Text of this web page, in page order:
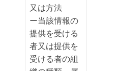
又は方法
ー当該情報の
提供を受ける
者又は提供を
受ける者の組